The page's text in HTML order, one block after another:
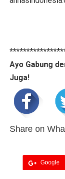
Ayo Gabung
Juga!
Share on
Google